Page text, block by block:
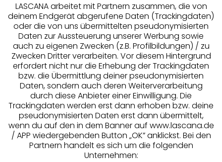
Services
Beratung
Über uns
Rechtliches
LASCANA arbeitet mit Partnern zusammen, die von
deinem Endgerät abgerufene Daten (Trackingdaten)
oder die von uns übermittelten pseudonymisierten
Daten zur Aussteuerung unserer Werbung sowie
auch zu eigenen Zwecken (z.B. Profilbildungen) / zu
Zwecken Dritter verarbeiten. Vor diesem Hintergrund
erfordert nicht nur die Erhebung der Trackingdaten
bzw. die Übermittlung deiner pseudonymisierten
Daten, sondern auch deren Weiterverarbeitung
durch diese Anbieter einer Einwilligung. Die
Trackingdaten werden erst dann erhoben bzw. deine
pseudonymisierten Daten erst dann übermittelt,
wenn du auf den in dem Banner auf www.lascana.de
/ APP wiedergebenden Button „OK” anklickst. Bei den
Partnern handelt es sich um die folgenden
Unternehmen: